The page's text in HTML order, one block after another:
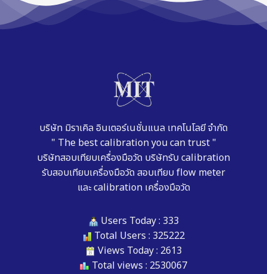
บริษัท มิราเคิล อินเตอร์เนชั่นแนล เทคโนโลยี จำกัด
" The best calibration you can trust "
บริษัทสอบเทียบเครื่องมือวัด บริษัทรับ calibration
รับสอบเทียบเครื่องมือวัด สอบเทียบ flow meter
และcalibration เครื่องมือวัด
Users Today : 333
Total Users : 325222
Views Today : 2613
Total views : 2530067